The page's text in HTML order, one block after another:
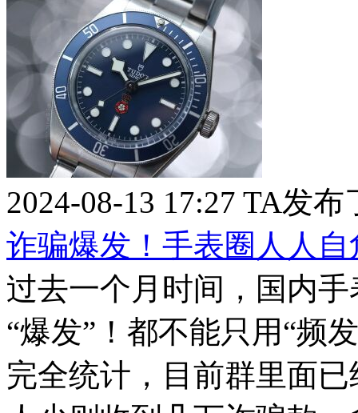
2024-08-13 17:27 TA发布
诈骗爆发！手表圈人人自
过去一个月时间，国内
“爆发”！都不能只用“频
完全统计，目前群里面